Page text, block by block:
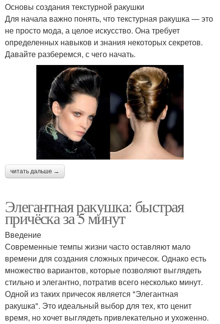
Основы создания текстурной ракушки
Для начала важно понять, что текстурная ракушка — это
не просто мода, а целое искусство. Она требует
определенных навыков и знания некоторых секретов.
Давайте разберемся, с чего начать.
читать дальше →
Элегантная ракушка: быстрая
причёска за 5 минут
Введение
Современные темпы жизни часто оставляют мало
времени для создания сложных причесок. Однако есть
множество вариантов, которые позволяют выглядеть
стильно и элегантно, потратив всего несколько минут.
Одной из таких причесок является "Элегантная
ракушка". Это идеальный выбор для тех, кто ценит
время, но хочет выглядеть привлекательно и ухоженно.